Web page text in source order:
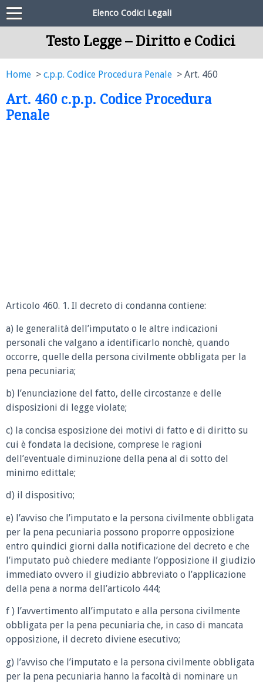
Elenco Codici Legali
Testo Legge – Diritto e Codici
Home c.p.p. Codice Procedura Penale Art. 460
Art. 460 c.p.p. Codice Procedura
Penale
Articolo 460. 1. Il decreto di condanna contiene:
a) le generalità dell’imputato o le altre indicazioni
personali che valgano a identificarlo nonchè, quando
occorre, quelle della persona civilmente obbligata per la
pena pecuniaria;
b) l’enunciazione del fatto, delle circostanze e delle
disposizioni di legge violate;
c) la concisa esposizione dei motivi di fatto e di diritto su
cui è fondata la decisione, comprese le ragioni
dell’eventuale diminuzione della pena al di sotto del
minimo edittale;
d) il dispositivo;
e) l’avviso che l’imputato e la persona civilmente obbligata
per la pena pecuniaria possono proporre opposizione
entro quindici giorni dalla notificazione del decreto e che
l’imputato può chiedere mediante l’opposizione il giudizio
immediato ovvero il giudizio abbreviato o l’applicazione
della pena a norma dell’articolo 444;
f ) l’avvertimento all’imputato e alla persona civilmente
obbligata per la pena pecuniaria che, in caso di mancata
opposizione, il decreto diviene esecutivo;
g) l’avviso che l’imputato e la persona civilmente obbligata
per la pena pecuniaria hanno la facoltà di nominare un